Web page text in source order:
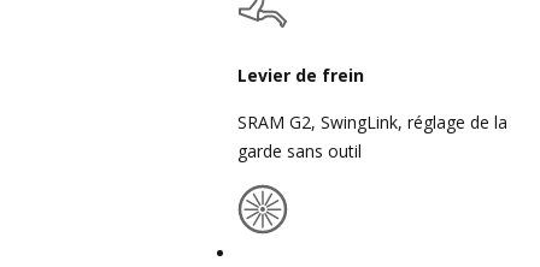
Levier de frein
SRAM G2, SwingLink, réglage de la
garde sans outil